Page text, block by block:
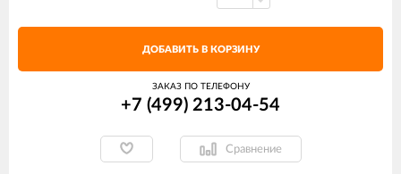
ДОБАВИТЬ В КОРЗИНУ
ЗАКАЗ ПО ТЕЛЕФОНУ
+7 (499) 213-04-54​
Сравнение